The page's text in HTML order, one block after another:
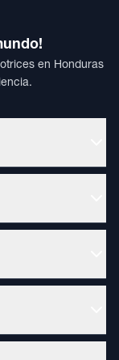
en Honduras